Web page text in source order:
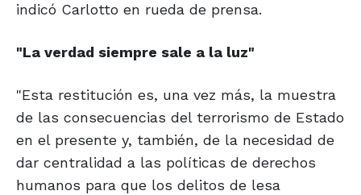
indicó Carlotto en rueda de prensa.
"La verdad siempre sale a la luz"
"Esta restitución es, una vez más, la muestra
de las consecuencias del terrorismo de Estado
en el presente y, también, de la necesidad de
dar centralidad a las políticas de derechos
humanos para que los delitos de lesa